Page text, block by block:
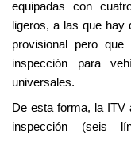
equipadas con
ligeros, a las que hay
provisional pero
inspección para
universales.
De esta forma, la ITV
inspección (seis